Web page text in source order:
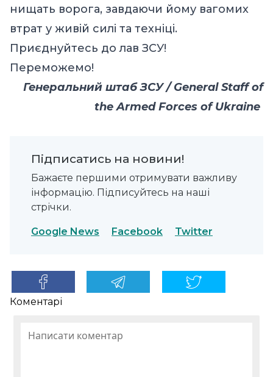
нищать ворога, завдаючи йому вагомих
втрат у живій силі та техніці.
Приєднуйтесь до лав ЗСУ!
Переможемо!
Генеральний штаб ЗСУ / General Staff of
the Armed Forces of Ukraine
Підписатись на новини!
Бажаєте першими отримувати важливу
інформацію. Підписуйтесь на наші
стрічки.
Google News Facebook Twitter
Коментарі